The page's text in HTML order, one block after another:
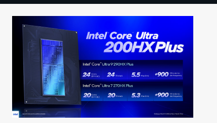
TECHBBS
TIETOA
HINTA.FI
VAIHDA TEEMA